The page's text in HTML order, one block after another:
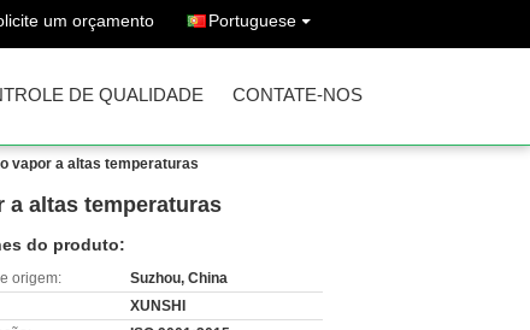
um orçamento Portuguese
DE QUALIDADE CONTATE-NOS
vapor a altas temperaturas
a altas temperaturas
do produto:
origem:
Suzhou, China
XUNSHI